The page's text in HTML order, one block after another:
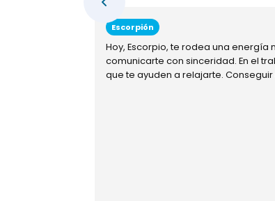
Escorpión
Hoy, Escorpio, te rodea una
comunicarte con sinceridad. En el
que te ayuden a relajarte.